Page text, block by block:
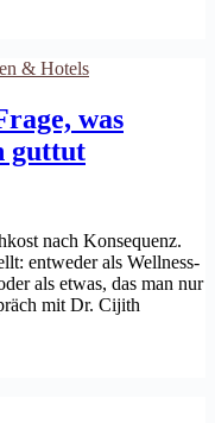
& Hotels
was
guttut
nach Konsequenz.
entweder als Wellness-
als etwas, das man nur
mit Dr. Cijith